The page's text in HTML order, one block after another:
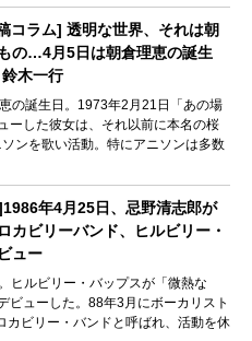
コラム] 透明な世界、それは朝
の…4月5日は朝倉理恵の誕生
木一行
の誕生日。1973年2月21日「あの場
ーした彼女は、それ以前に本名の桜
ンを歌い活動。特にアニソンは多数
年4月25日、忌野清志郎が
カビリーバンド、ヒルビリー・
ュー
ヒルビリー・バップスが「微熱な
ビューした。88年3月にボーカリスト
カビリー・バンドと呼ばれ、活動を休